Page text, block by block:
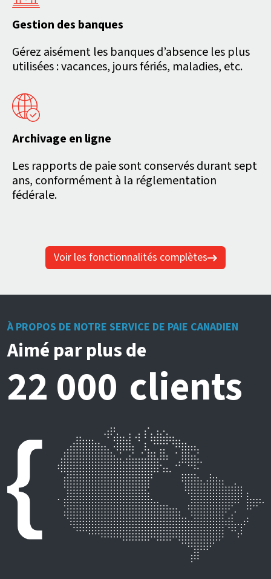
Gestion des banques
Gérez aisément les banques d’absence les plus
utilisées : vacances, jours fériés, maladies, etc.
Archivage en ligne
Les rapports de paie sont conservés durant sept
ans, conformément à la réglementation
fédérale.
Voir les fonctionnalités complètes
À PROPOS DE NOTRE SERVICE DE PAIE CANADIEN
Aimé par plus de
22 000 clients